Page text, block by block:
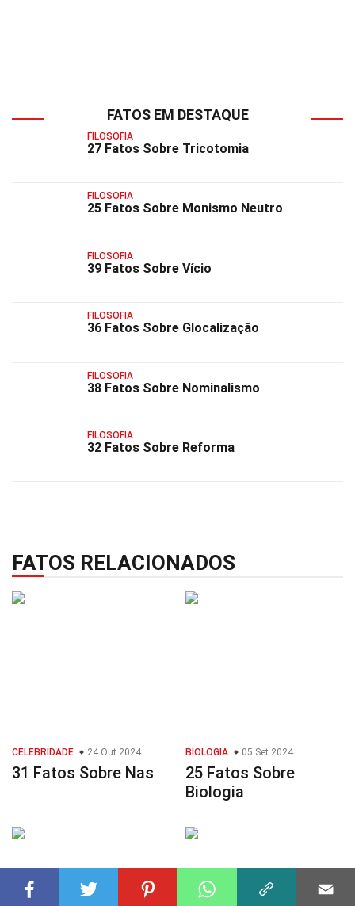
FATOS EM DESTAQUE
FILOSOFIA
27 Fatos Sobre Tricotomia
FILOSOFIA
25 Fatos Sobre Monismo Neutro
FILOSOFIA
39 Fatos Sobre Vício
FILOSOFIA
36 Fatos Sobre Glocalização
FILOSOFIA
38 Fatos Sobre Nominalismo
FILOSOFIA
32 Fatos Sobre Reforma
FATOS RELACIONADOS
CELEBRIDADE 24 Out 2024
31 Fatos Sobre Nas
BIOLOGIA 05 Set 2024
25 Fatos Sobre
Biologia